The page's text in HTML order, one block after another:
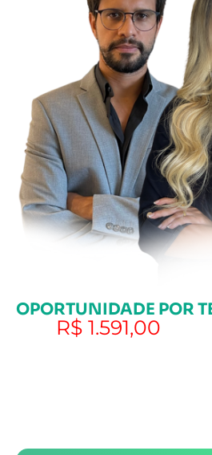
OPORTUNIDADE POR
R$ 1.591,00